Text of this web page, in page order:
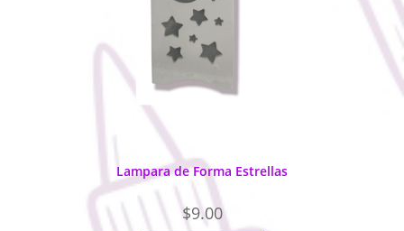
Lampara de Forma Estrellas
$9.00